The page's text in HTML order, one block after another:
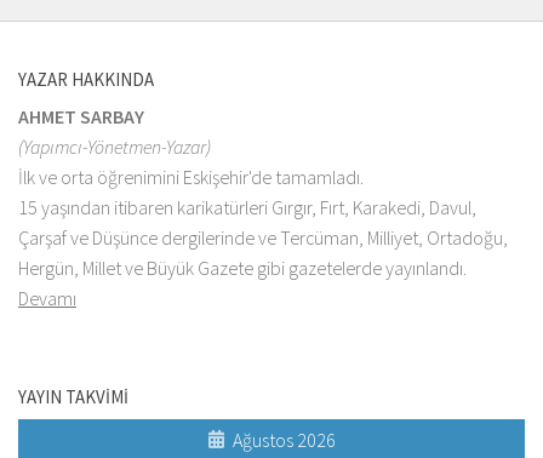
YAZAR HAKKINDA
AHMET SARBAY
(Yapımcı-Yönetmen-Yazar)
İlk ve orta öğrenimini Eskişehir'de tamamladı.
15 yaşından itibaren karikatürleri Gırgır, Fırt, Karakedi, Davul,
Çarşaf ve Düşünce dergilerinde ve Tercüman, Milliyet, Ortadoğu,
Hergün, Millet ve Büyük Gazete gibi gazetelerde yayınlandı.
Devamı
YAYIN TAKVİMİ
Ağustos 2026